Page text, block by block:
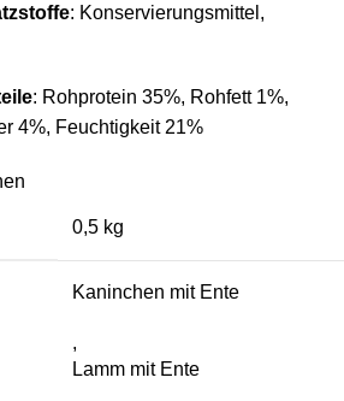
: Konservierungsmittel,
: Rohprotein 35%, Rohfett 1%,
4%, Feuchtigkeit 21%
0,5 kg
Kaninchen mit Ente
,
Lamm mit Ente